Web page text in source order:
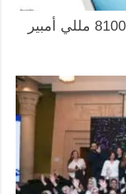
vivo Y500 يصل مصر ببطارية 8100 مللي أمبير